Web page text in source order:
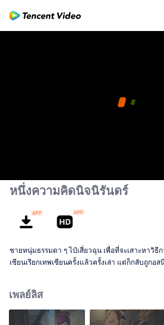
หนึ่งความคิดนิจนิรันดร์
ชายหนุ่มธรรมดา ๆ ไป๋เสี่ยวฉุน เพื่อที่จะเสาะหาวิธี
เซียนเรียกเทพเซียนครั้งแล้วครั้งเล่า แต่ก็กลับถูกอ
เพลย์ลิส